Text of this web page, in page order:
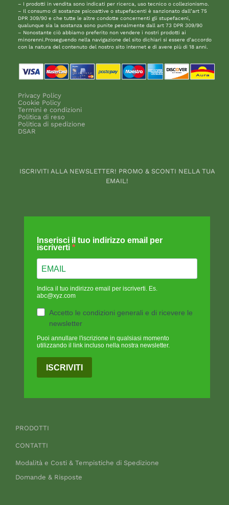
– I prodotti in vendita sono indicati per ricerca, uso tecnico o collezionismo.
– Il consumo di sostanze psicoattive o stupefacenti è sanzionato dall’art 75
DPR 309/90 e che tutte le altre condotte concernenti gli stupefaceni,
qualunque sia la sostanza sono punite penalmente dall art 73 DPR 309/90
– Nonostante ciò abbiamo preferito non vendere i nostri prodotti ai
minorenni.Proseguendo nella navigazione del sito dichiari si essere d’accordo
con la natura del contenuto del nostro sito internet e di avere più di 18 anni.
Privacy Policy
Cookie Policy
Termini e condizioni
Politica di reso
Politica di spedizione
DSAR
ISCRIVITI ALLA NEWSLETTER! PROMO & SCONTI NELLA TUA
EMAIL!
Inserisci il tuo indirizzo email per
iscriverti
Indica il tuo indirizzo email per iscriverti. Es.
abc@xyz.com
Accetto le condizioni generali e di ricevere le
newsletter
Puoi annullare l'iscrizione in qualsiasi momento
utilizzando il link incluso nella nostra newsletter.
ISCRIVITI
PRODOTTI
CONTATTI
Modalità e Costi & Tempistiche di Spedizione
Domande & Risposte